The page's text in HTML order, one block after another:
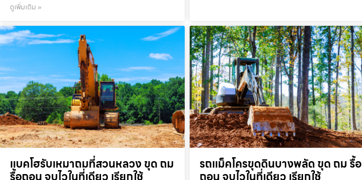
ดูเพิ่มเติม »
แบคโฮรับเหมาถมที่สวนหลวง ขุด ถม รถแม็คโครขุดดินบางพลัด ขุด ถม รื้อ